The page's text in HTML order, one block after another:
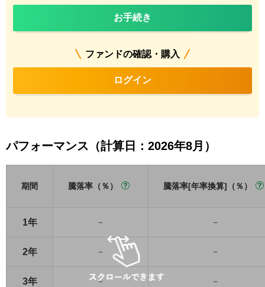
お手続き
ファンドの確認・購入
ログイン
パフォーマンス（計算日：2026年8月）
期間 騰落率（％） 騰落率[年率換算]（％）
1年 － －
2年 － －
3年 － －